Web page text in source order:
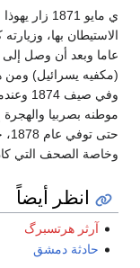
ي مايو
عاما وبعد أن وصل إلى
(مكفيه يسرائيل) ومن
موطنه بصربيا
وخاصة الصحف التي كان
انظر أيضاً
آرثر هرتسبرگ
حادثة دمشق